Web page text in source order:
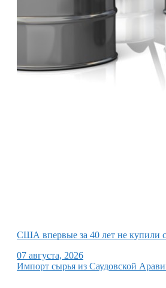
США впервые за 40 лет не купили
07 августа, 2026
Импорт сырья из Саудовской